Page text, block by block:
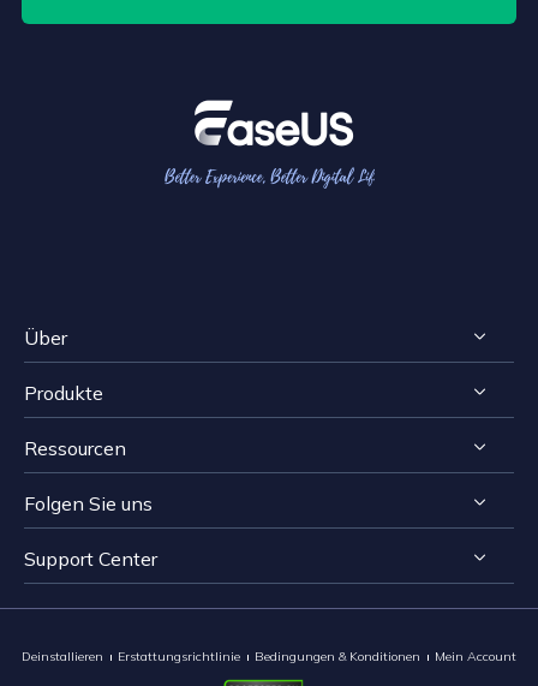
Über
Impressum
Reviews & Awards
Lizenzvereinbarung
Produkte
RecExperts für Windows
RecExperts für Mac
Online Screen Recorder
Ressourcen
Bildschirmaufnahme-Tipps
Mac App Store
Folgen Sie uns
  
Support Center
Deinstallieren Erstattungsrichtlinie Bedingungen & Konditionen Mein Account